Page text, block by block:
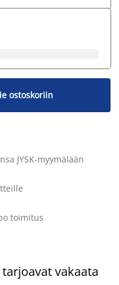
ostoskoriin
JYSK-myymälään
toimitus
tarjoavat vakaata